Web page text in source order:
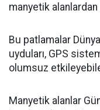
manyetik
Bu patlamalar
uyduları, GPS
olumsuz
Manyetik alanlar